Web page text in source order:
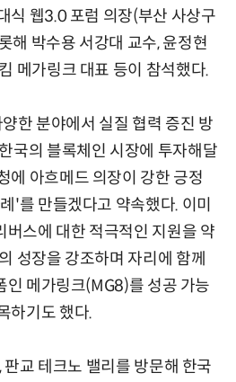
식 웹3.0 포럼 의장(부산 사상구
해 박수용 서강대 교수, 윤정현
메가링크 대표 등이 참석했다.
한 분야에서 실질 협력 증진 방
국의 블록체인 시장에 투자해달
에 아흐메드 의장이 강한 긍정
'를 만들겠다고 약속했다. 이미
버스에 대한 적극적인 지원을 약
성장을 강조하며 자리에 함께
인 메가링크(MG8)를 성공 가능
하기도 했다.
교 테크노 밸리를 방문해 한국